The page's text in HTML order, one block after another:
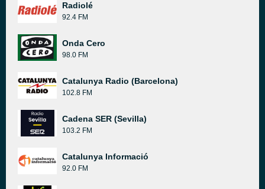
Radiolé
92.4 FM
Onda Cero
98.0 FM
Catalunya Radio (Barcelona)
102.8 FM
Cadena SER (Sevilla)
103.2 FM
Catalunya Informació
92.0 FM